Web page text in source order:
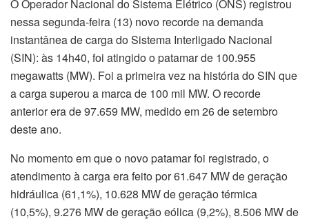
O Operador Nacional do Sistema Elétrico (ONS) registrou
nessa segunda-feira (13) novo recorde na demanda
instantânea de carga do Sistema Interligado Nacional
(SIN): às 14h40, foi atingido o patamar de 100.955
megawatts (MW). Foi a primeira vez na história do SIN que
a carga superou a marca de 100 mil MW. O recorde
anterior era de 97.659 MW, medido em 26 de setembro
deste ano.
No momento em que o novo patamar foi registrado, o
atendimento à carga era feito por 61.647 MW de geração
hidráulica (61,1%), 10.628 MW de geração térmica
(10,5%), 9.276 MW de geração eólica (9,2%), 8.506 MW de